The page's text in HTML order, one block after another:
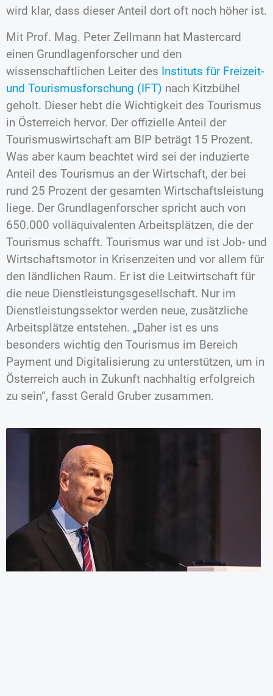
wird klar, dass dieser Anteil dort oft noch höher ist.
Mit Prof. Mag. Peter Zellmann hat Mastercard
einen Grundlagenforscher und den
wissenschaftlichen Leiter des Instituts für Freizeit-
und Tourismusforschung (IFT) nach Kitzbühel
geholt. Dieser hebt die Wichtigkeit des Tourismus
in Österreich hervor. Der offizielle Anteil der
Tourismuswirtschaft am BIP beträgt 15 Prozent.
Was aber kaum beachtet wird sei der induzierte
Anteil des Tourismus an der Wirtschaft, der bei
rund 25 Prozent der gesamten Wirtschaftsleistung
liege. Der Grundlagenforscher spricht auch von
650.000 volläquivalenten Arbeitsplätzen, die der
Tourismus schafft. Tourismus war und ist Job- und
Wirtschaftsmotor in Krisenzeiten und vor allem für
den ländlichen Raum. Er ist die Leitwirtschaft für
die neue Dienstleistungsgesellschaft. Nur im
Dienstleistungssektor werden neue, zusätzliche
Arbeitsplätze entstehen. „Daher ist es uns
besonders wichtig den Tourismus im Bereich
Payment und Digitalisierung zu unterstützen, um in
Österreich auch in Zukunft nachhaltig erfolgreich
zu sein“, fasst Gerald Gruber zusammen.